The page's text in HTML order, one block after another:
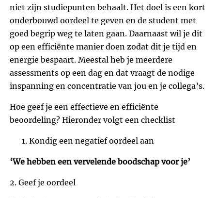
niet zijn studiepunten behaalt. Het doel is een kort
onderbouwd oordeel te geven en de student met
goed begrip weg te laten gaan. Daarnaast wil je dit
op een efficiënte manier doen zodat dit je tijd en
energie bespaart. Meestal heb je meerdere
assessments op een dag en dat vraagt de nodige
inspanning en concentratie van jou en je collega’s.
Hoe geef je een effectieve en efficiënte
beoordeling? Hieronder volgt een checklist
Kondig een negatief oordeel aan
‘We hebben een vervelende boodschap voor je’
2 . Geef je oordeel